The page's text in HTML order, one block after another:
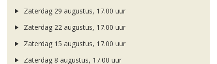
Zaterdag 29 augustus, 17.00 uur
Zaterdag 22 augustus, 17.00 uur
Zaterdag 15 augustus, 17.00 uur
Zaterdag 8 augustus, 17.00 uur